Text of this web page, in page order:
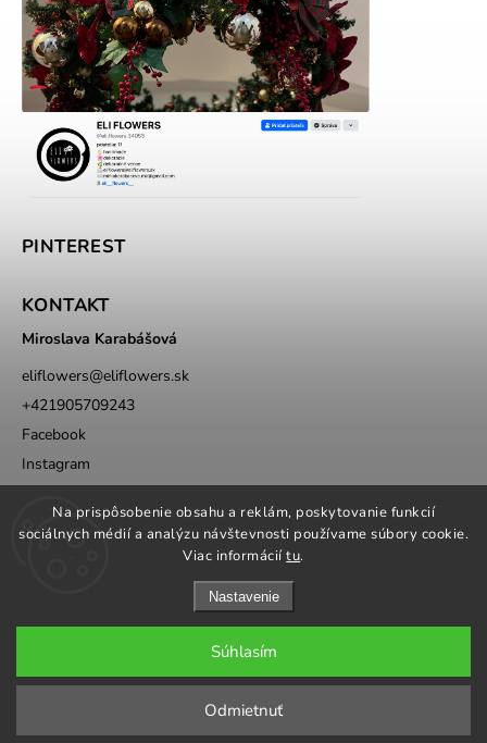
Na prispôsobenie obsahu a reklám, poskytovanie funkcií
sociálnych médií a analýzu návštevnosti používame súbory cookie.
Viac informáciítu.
Nastavenie
Odmietnuť
Súhlasím
PINTEREST
KONTAKT
Miroslava Karabášová
eliflowers@eliflowers.sk
+421905709243
Facebook
Instagram
Upraviť nastavenie cookies
Grafika a úprava šablónyMilan Markovič